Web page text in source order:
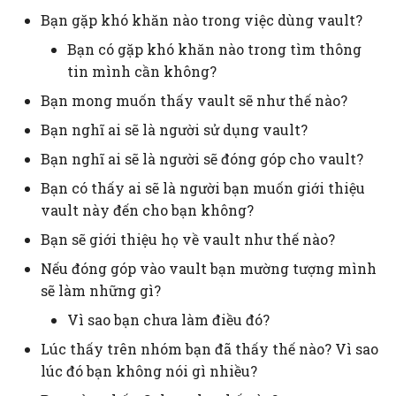
Ontology trong xử lý
ngôn ngữ tự nhiên vốn
vốn đã được gọi là
Sự khác nhau giữa công
nghệ thông tin và
đổi số
Tự động hóa là bản chất
của ngành phần mềm.
nó là bug
Việc lưu trữ dữ liệu tại
máy cá nhân và ở định
thức tăng cường
Ngôn ngữ, ngoại ngữ,
dịch thuật
Triết học công nghệ
Khảo sát
Kiến trúc
Mô hình
Mạng lưới
Nghiên cứu
Nguồn lực
Nhân văn số
Nền tảng
Khoa học dữ liệu. Khoa
học máy tính
Kinh tế học
Môi trường nghĩ, nhận
thức tăng cường
Quản lý dự án, phát
triển sản phẩm, xây
Bạn gặp khó khăn nào trong việc dùng vault?
Bạn có gặp khó khăn nào trong tìm thông
tin mình cần không?
Bạn mong muốn thấy vault sẽ như thế nào?
Bạn nghĩ ai sẽ là người sử dụng vault?
Bạn nghĩ ai sẽ là người sẽ đóng góp cho vault?
Bạn có thấy ai sẽ là người bạn muốn giới thiệu
vault này đến cho bạn không?
Bạn sẽ giới thiệu họ về vault như thế nào?
Nếu đóng góp vào vault bạn mường tượng mình
sẽ làm những gì?
Vì sao bạn chưa làm điều đó?
Lúc thấy trên nhóm bạn đã thấy thế nào? Vì sao
lúc đó bạn không nói gì nhiều?